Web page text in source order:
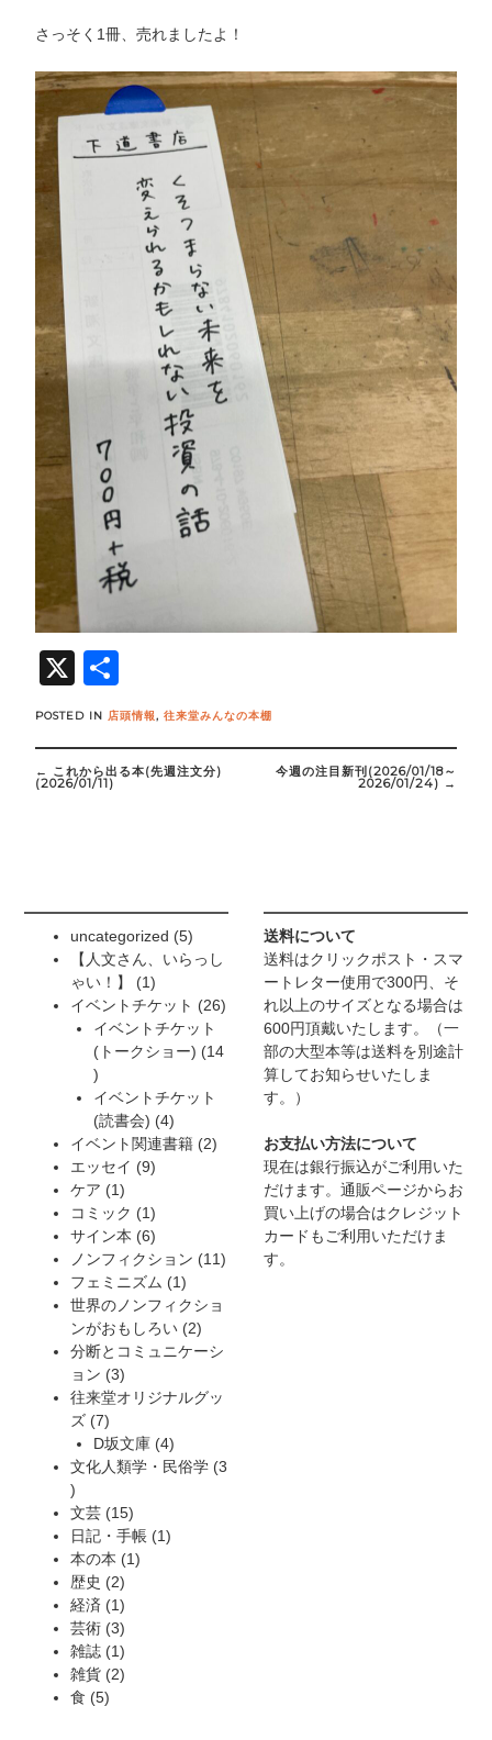
さっそく1冊、売れましたよ！
X
有
POSTED IN 店頭情報 ,往来堂みんなの本棚
Post
navigation
← これから出る本(先週注文分)
(2026/01/11)
今週の注目新刊(2026/01/18～
2026/01/24) →
uncategorized 55
個
商
品
【人文さん、いらっし
ゃい！】
11
個
の
商
イベントチケット 2626
の
イベントチケット
(トークショー)
14
14
個
の
商
品
イベントチケット
(読書会)
44
個
イベント関連書籍 22
エッセイ 99
の
商
品
ケア 11
個
の
商
品
コミック 11
個
の
商
品
サイン本 66
個
の
商
品
ノンフィクション 1111
の
品
フェミニズム 11
個
の
商
世界のノンフィクショ
ンがおもしろい
22
個
商
分断とコミュニケーシ
ョン
33
個
商
品
往来堂オリジナルグッ
ズ 77
個
の
品
D坂文庫 44
個
品
文化人類学・民俗学 3
3
個
の
商
品
文芸 1515
個
の
日記・手帳 11
本の本 11
歴史 22
個
の
商
品
経済 11
個
の
商
芸術 33
個
の
雑誌 11
個
雑貨 22
食 55
送料について
送料はクリックポスト・スマ
ートレター使用で300円、そ
れ以上のサイズとなる場合は
600円頂戴いたします。（一
部の大型本等は送料を別途計
算してお知らせいたしま
す。）
お支払い方法について
現在は銀行振込がご利用いた
だけます。通販ページからお
買い上げの場合はクレジット
カードもご利用いただけま
す。